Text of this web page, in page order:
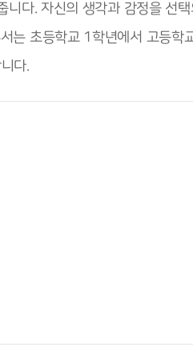
다. 자신의 생각과 감정을 선
는 초등학교 1학년에서 고등학
다.